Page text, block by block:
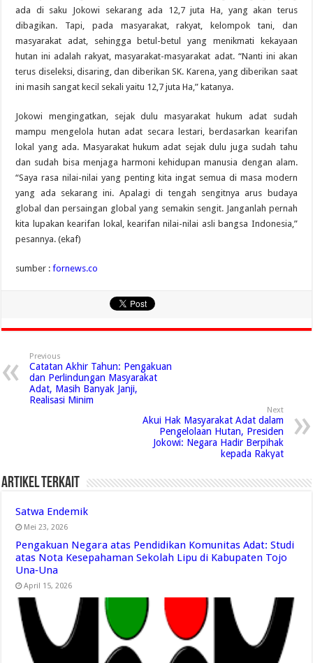
ada di saku Jokowi sekarang ada 12,7 juta Ha, yang akan terus
dibagikan. Tapi, pada masyarakat, rakyat, kelompok tani, dan
masyarakat adat, sehingga betul-betul yang menikmati kekayaan
hutan ini adalah rakyat, masyarakat-masyarakat adat. “Nanti ini akan
terus diseleksi, disaring, dan diberikan SK. Karena, yang diberikan saat
ini masih sangat kecil sekali yaitu 12,7 juta Ha,” katanya.
Jokowi mengingatkan, sejak dulu masyarakat hukum adat sudah
mampu mengelola hutan adat secara lestari, berdasarkan kearifan
lokal yang ada. Masyarakat hukum adat sejak dulu juga sudah tahu
dan sudah bisa menjaga harmoni kehidupan manusia dengan alam.
“Saya rasa nilai-nilai yang penting kita ingat semua di masa modern
yang ada sekarang ini. Apalagi di tengah sengitnya arus budaya
global dan persaingan global yang semakin sengit. Janganlah pernah
kita lupakan kearifan lokal, kearifan nilai-nilai asli bangsa Indonesia,”
pesannya. (ekaf)
sumber :fornews.co
Previous
Catatan Akhir Tahun: Pengakuan
dan Perlindungan Masyarakat
Adat, Masih Banyak Janji,
Realisasi Minim
Next
Akui Hak Masyarakat Adat dalam
Pengelolaan Hutan, Presiden
Jokowi: Negara Hadir Berpihak
kepada Rakyat
Artikel Terkait
Satwa Endemik
Mei 23, 2026
Pengakuan Negara atas Pendidikan Komunitas Adat: Studi
atas Nota Kesepahaman Sekolah Lipu di Kabupaten Tojo
Una‑Una
April 15, 2026